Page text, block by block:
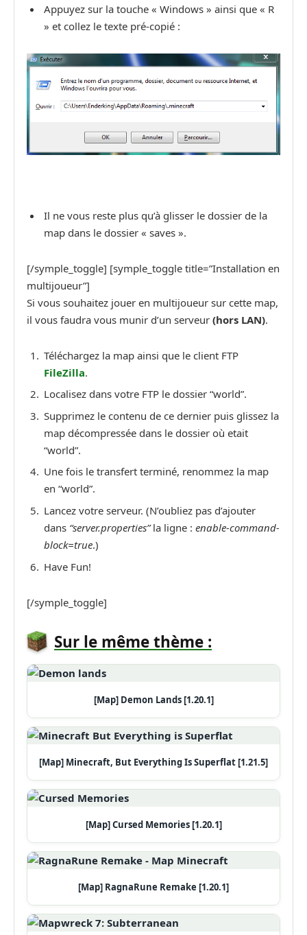
Appuyez sur la touche « Windows » ainsi que « R
» et collez le texte pré-copié :
Il ne vous reste plus qu’à glisser le dossier de la
map dans le dossier « saves ».
[/symple_toggle] [symple_toggle title=”Installation en
multijoueur”]
Si vous souhaitez jouer en multijoueur sur cette map,
il vous faudra vous munir d’un serveur (hors LAN).
Téléchargez la map ainsi que le client FTP
FileZilla.
Localisez dans votre FTP le dossier “world”.
Supprimez le contenu de ce dernier puis glissez la
map décompressée dans le dossier où etait
“world”.
Une fois le transfert terminé, renommez la map
en “world”.
Lancez votre serveur. (N’oubliez pas d’ajouter
dans “server.properties”la ligne : enable-command-
block=true.)
Have Fun!
[/symple_toggle]
Sur le même thème :
[Map] Demon Lands [1.20.1]
[Map] Minecraft, But Everything Is Superflat [1.21.5]
[Map] Cursed Memories [1.20.1]
[Map] RagnaRune Remake [1.20.1]